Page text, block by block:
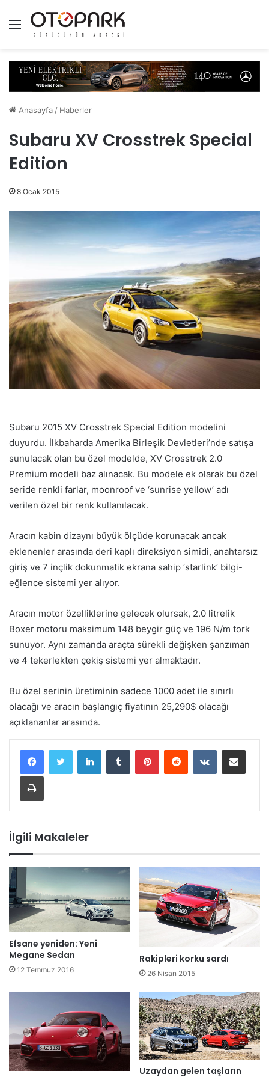
Menü
Anasayfa / Haberler
Subaru XV Crosstrek Special
Edition
8 Ocak 2015
Subaru 2015 XV Crosstrek Special Edition modelini
duyurdu. İlkbaharda Amerika Birleşik Devletleri’nde satışa
sunulacak olan bu özel modelde, XV Crosstrek 2.0
Premium modeli baz alınacak. Bu modele ek olarak bu özel
seride renkli farlar, moonroof ve ‘sunrise yellow’ adı
verilen özel bir renk kullanılacak.
Aracın kabin dizaynı büyük ölçüde korunacak ancak
eklenenler arasında deri kaplı direksiyon simidi, anahtarsız
giriş ve 7 inçlik dokunmatik ekrana sahip ‘starlink’ bilgi-
eğlence sistemi yer alıyor.
Aracın motor özelliklerine gelecek olursak, 2.0 litrelik
Boxer motoru maksimum 148 beygir güç ve 196 N/m tork
sunuyor. Aynı zamanda araçta sürekli değişken şanzıman
ve 4 tekerlekten çekiş sistemi yer almaktadır.
Bu özel serinin üretiminin sadece 1000 adet ile sınırlı
olacağı ve aracın başlangıç fiyatının 25,290$ olacağı
açıklananlar arasında.
İlgili Makaleler
Efsane yeniden: Yeni
Megane Sedan
12 Temmuz 2016
Rakipleri korku sardı
26 Nisan 2015
Uzaydan gelen taşların